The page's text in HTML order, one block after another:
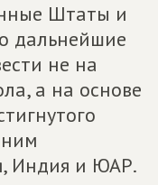
Штаты и
дальнейшие
не на
а на основе
Индия и ЮАР.